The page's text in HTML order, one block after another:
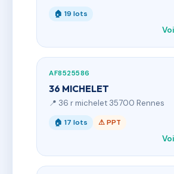
🏠 19 lots
AF8525586
36 MICHELET
📍 36 r michelet 35700 Rennes
🏠 17 lots ⚠ PPT